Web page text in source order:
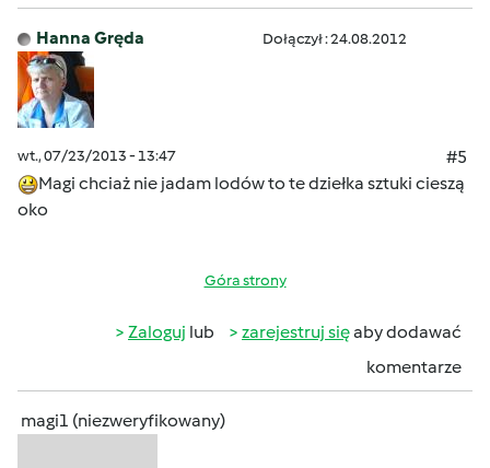
Hanna Gręda Dołączył : 24.08.2012
wt., 07/23/2013 - 13:47
#5
Magi chciaż nie jadam lodów to te dziełka sztuki cieszą
oko
Góra strony
Zaloguj lub zarejestruj sięaby dodawać
komentarze
magi1 (niezweryfikowany)